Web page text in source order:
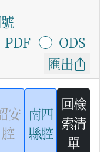
PDF
ODS
匯出
安
腔
南四
縣腔
回檢
索清
單